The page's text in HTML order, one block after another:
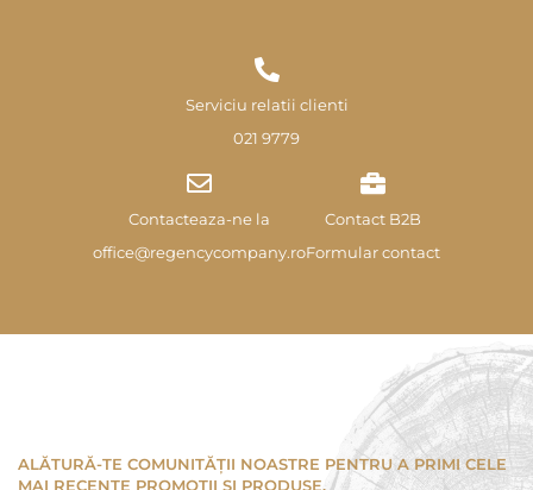
Serviciu relatii clienti
021 9779
Contacteaza-ne la
office@regencycompany.ro
Contact B2B
Formular contact
ALĂTURĂ-TE COMUNITĂȚII NOASTRE PENTRU A PRIMI CELE
MAI RECENTE PROMOTII ȘI PRODUSE.